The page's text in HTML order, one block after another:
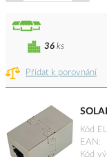
Přidat k porovnání
36 ks
Kód
EAN
Kód